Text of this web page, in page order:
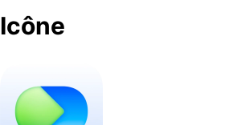
Icône